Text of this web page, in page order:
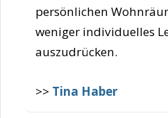
persönlichen
weniger individuelles
auszudrücken.
>> Tina Haber